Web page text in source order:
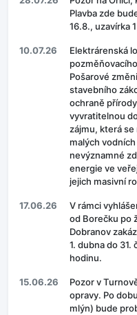
Plavba zde
16.8., uzavírka
10.07.26
Elektrárenská
Pošarové
stavebního
ochraně
vyvratitelnou
zájmu, která
malých
nevýznamné
energie ve
jejich masivní
17.06.26
V rámci
od Borečku po
Dobranov
1. dubna do 31.
hodinu.
15.06.26
Pozor v
opravy. Po
mlýn) bude